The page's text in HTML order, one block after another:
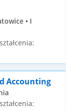
• I
Accounting